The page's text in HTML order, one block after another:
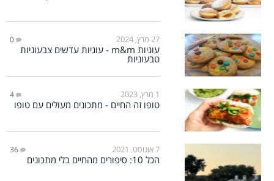
27 מרץ, 2024 0
עוגיות m&m - עוגיות עדשים צבעוניות
טבעוניות
1 מרץ, 2023 4
טופו זה החיים - מתכונים מעולים עם טופו
7 אוגוסט, 2021 36
הכל 10: סיפורים מהחיים בלי מתכונים